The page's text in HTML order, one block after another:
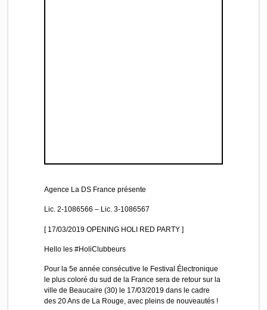
Agence La DS France présente
Lic. 2-1086566 – Lic. 3-1086567
[ 17/03/2019 OPENING HOLI RED PARTY ]
Hello les #HoliClubbeurs
Pour la 5e année consécutive le Festival Électronique
le plus coloré du sud de la France sera de retour sur la
ville de Beaucaire (30) le 17/03/2019 dans le cadre
des 20 Ans de La Rouge, avec pleins de nouveautés !